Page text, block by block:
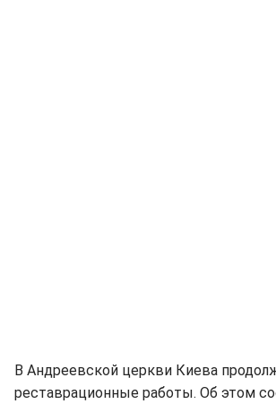
В Андреевской церкви Киева
реставрационные работы. Об этом